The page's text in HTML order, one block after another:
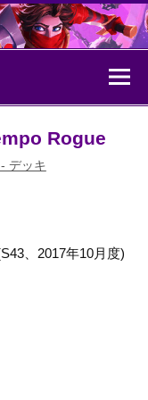
BeerBrick
Rogue
デッキ
、2017年10月度)